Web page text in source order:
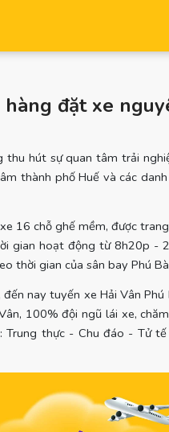
đặt xe
thu hút sự quan tâm trải
thành phố Huế và các
16 chỗ ghế mềm, được
gian hoạt động từ 8h20p -
thời gian của sân bay Phú
nay tuyến xe Hải Vân
100% đội ngũ lái xe,
thực - Chu đáo - Tử